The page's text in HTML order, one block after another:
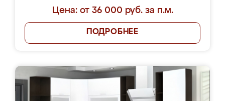
Цена: от 36 000 руб. за п.м.
ПОДРОБНЕЕ